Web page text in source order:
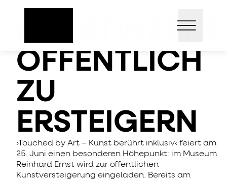
EVENT
KUNSTWERKE
ÖFFENTLICH
ZU
ERSTEIGERN
›Touched by Art – Kunst berührt inklusiv‹ feiert am
25. Juni einen besonderen Höhepunkt: im Museum
Reinhard Ernst wird zur öffentlichen
Kunstversteigerung eingeladen. Bereits am